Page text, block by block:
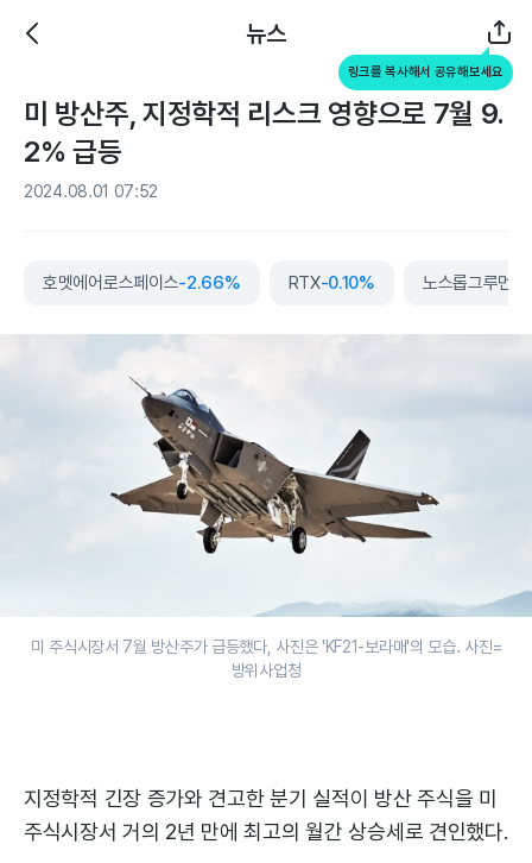
뉴스
링크를 복사해서 공유해보세요
미 방산주, 지정학적 리스크 영향으로 7월 9.
2% 급등
2024.08.01 07:52
호멧에어로스페이스-2.66% RTX-0.10% 노스롭그루먼
미 주식시장서 7월 방산주가 급등했다, 사진은 'KF21-보라매'의 모습. 사진=
방위사업청
지정학적 긴장 증가와 견고한 분기 실적이 방산 주식을 미
주식시장서 거의 2년 만에 최고의 월간 상승세로 견인했다.